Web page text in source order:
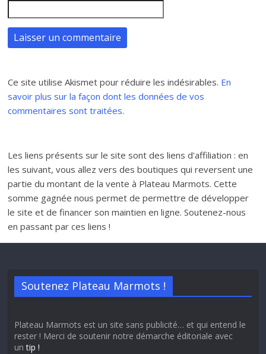
Ce site utilise Akismet pour réduire les indésirables. En
savoir plus sur la façon dont les données de vos
commentaires sont traitées.
Les liens présents sur le site sont des liens d'affiliation : en
les suivant, vous allez vers des boutiques qui reversent une
partie du montant de la vente à Plateau Marmots. Cette
somme gagnée nous permet de permettre de développer
le site et de financer son maintien en ligne. Soutenez-nous
en passant par ces liens !
Soutenez Plateau Marmots !
Plateau Marmots est un site sans publicité… et qui entend le
rester ! Merci de soutenir notre démarche éditoriale avec
untip !